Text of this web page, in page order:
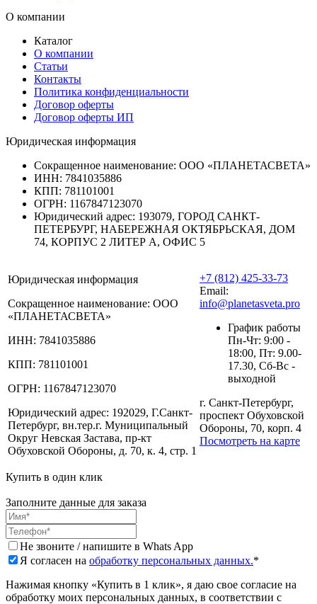
О компании
Каталог
О компании
Статьи
Контакты
Политика конфиденциальности
Договор оферты
Договор оферты ИП
Юридическая информация
Сокращенное наименование: ООО «ПЛАНЕТАСВЕТА»
ИНН: 7841035886
КПП: 781101001
ОГРН: 1167847123070
Юридический адрес: 193079, ГОРОД САНКТ-
ПЕТЕРБУРГ, НАБЕРЕЖНАЯ ОКТЯБРЬСКАЯ, ДОМ
74, КОРПУС 2 ЛИТЕР А, ОФИС 5
Юридическая информация
Сокращенное наименование: ООО
«ПЛАНЕТАСВЕТА»
ИНН: 7841035886
КПП: 781101001
ОГРН: 1167847123070
Юридический адрес: 192029, Г.Санкт-
Петербург, вн.тер.г. Муниципальный
Округ Невская Застава, пр-кт
Обуховской Обороны, д. 70, к. 4, стр. 1
+7 (812) 425-33-73
Email:
info@planetasveta.pro
График работы
Пн-Чт: 9:00 -
18:00, Пт: 9.00-
17.30, Сб-Вс -
выходной
г. Санкт-Петербург,
проспект Обуховской
Обороны, 70, корп. 4
Посмотреть на карте
Купить в один клик
Заполните данные для заказа
Не звоните / напишите в Whats App
Я согласен на обработку персональных данных.*
Нажимая кнопку «Купить в 1 клик», я даю свое согласие на
обработку моих персональных данных, в соответствии с